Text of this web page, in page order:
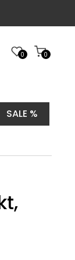
0
0
SALE %